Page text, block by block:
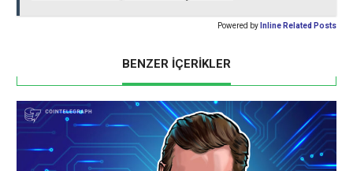
Powered by Inline Related Posts
BENZER İÇERİKLER